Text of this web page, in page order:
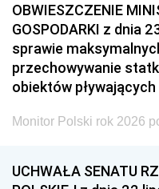
OBWIESZCZENIE
GOSPODARKI z dnia
sprawie
przechowywanie
obiektów
Monitor Polski rok 2026
UCHWAŁA SENATU